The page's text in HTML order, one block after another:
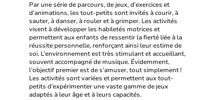
Par une série de parcours, de jeux, d’exercices et
d’animations, les tout-petits sont invités à courir, à
sauter, à danser, à rouler et à grimper. Les activités
visent à développer les habiletés motrices et
permettent aux enfants de ressentir la fierté liée à la
réussite personnelle, renforçant ainsi leur estime de
soi. L’environnement est très stimulant et accueillant,
souvent accompagné de musique. Évidemment,
l’objectif premier est de s’amuser, tout simplement !
Les activités sont variées et permettent aux tout-
petits d’expérimenter une vaste gamme de jeux
adaptés à leur âge et à leurs capacités.